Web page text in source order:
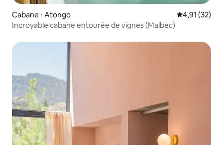
Cabane ⋅ Atongo Évaluation
4,91 (32)
Incroyable cabane entourée de vignes (Malbec)